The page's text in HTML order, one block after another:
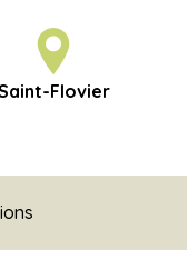
Flovier